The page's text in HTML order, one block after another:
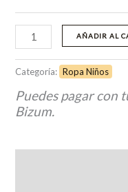
AÑADIR AL
Categoría: Ropa Niños
Puedes pagar con
Bizum.